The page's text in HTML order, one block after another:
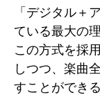
「デジタル＋
ている最大の理
この方式を採
しつつ、楽曲
すことができ